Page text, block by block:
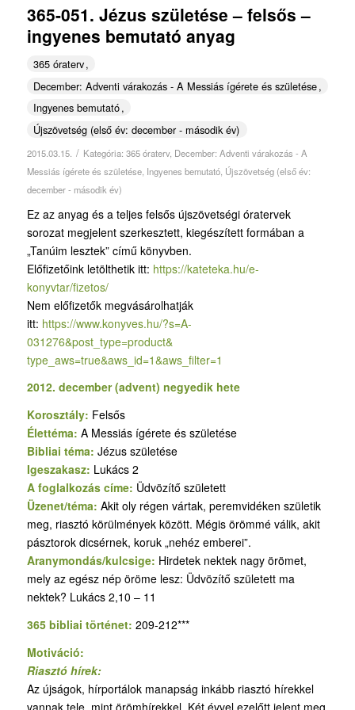
365-051. Jézus születése – felsős –
ingyenes bemutató anyag
365 óraterv
December: Adventi várakozás - A Messiás ígérete és születése
Ingyenes bemutató
Újszövetség (első év: december - második év)
2015.03.15. / Kategória: 365 óraterv, December: Adventi várakozás - A
Messiás ígérete és születése, Ingyenes bemutató, Újszövetség (első év:
december - második év)
Ez az anyag és a teljes felsős újszövetségi óratervek
sorozat megjelent szerkesztett, kiegészített formában a
„Tanúim lesztek” című könyvben.
Előfizetőink letölthetik itt: https://kateteka.hu/e-
konyvtar/fizetos/
Nem előfizetők megvásárolhatják
itt: https://www.konyves.hu/?s=A-
031276&post_type=product&
type_aws=true&aws_id=1&aws_ filter=1
2012. december (advent) negyedik hete
Korosztály: Felsős
Élettéma: A Messiás ígérete és születése
Bibliai téma: Jézus születése
Igeszakasz: Lukács 2
A foglalkozás címe: Üdvözítő született
Üzenet/téma: Akit oly régen vártak, peremvidéken születik
meg, riasztó körülmények között. Mégis örömmé válik, akit
pásztorok dicsérnek, koruk „nehéz emberei”.
Aranymondás/kulcsige: Hirdetek nektek nagy örömet,
mely az egész nép öröme lesz: Üdvözítő született ma
nektek? Lukács 2,10 – 11
365 bibliai történet: 209-212***
Motiváció:
Riasztó hírek:
Az újságok, hírportálok manapság inkább riasztó hírekkel